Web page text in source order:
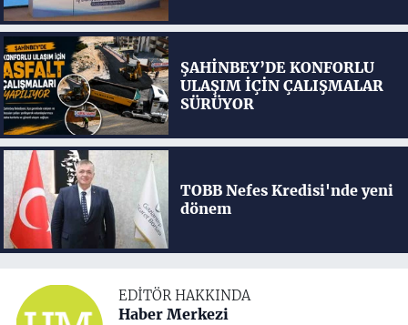
ŞAHİNBEY’DE KONFORLU
ULAŞIM İÇİN ÇALIŞMALAR
SÜRÜYOR
TOBB Nefes Kredisi'nde yeni
dönem
EDITÖR HAKKINDA
Haber Merkezi